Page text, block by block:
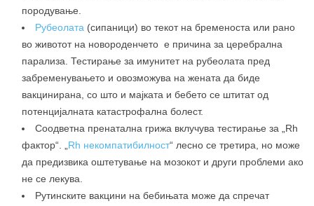
породување.
Рубеолата (сипаници) во текот на бременоста или рано
во животот на новороденчето е причина за церебрална
парализа. Тестирање за имунитет на рубеолата пред
забременувањето и овозможува на жената да биде
вакцинирана, со што и мајката и бебето се штитат од
потенцијалната катастрофална болест.
Соодветна пренатална грижа вклучува тестирање за „Rh
фактор“. „ Rh некомпатибилност“ лесно се третира, но може
да предизвика оштетување на мозокот и други проблеми ако
не се лекува.
Рутинските вакцини на бебињата може да спречат